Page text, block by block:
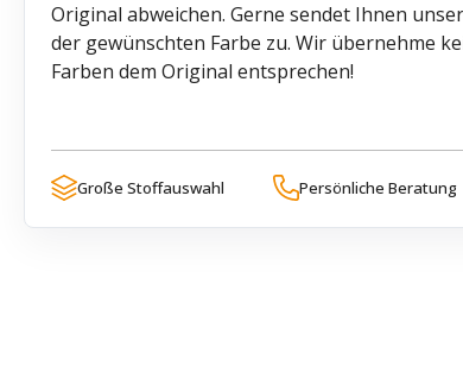
Original abweichen. Gerne sendet Ihnen
der gewünschten Farbe zu. Wir übernehme
Farben dem Original entsprechen!
Große Stoffauswahl Persönliche Beratung